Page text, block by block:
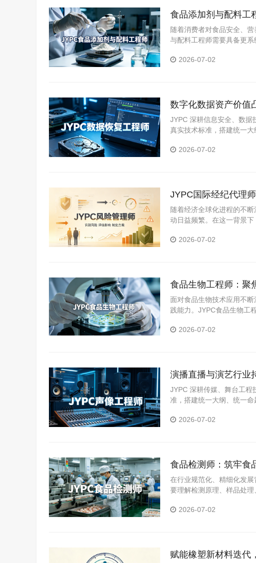
食品添加剂与配料工
随着消费者对食品安全、
与配料工程师需要具备更
力。2026-07-02
数字化数据资产价值
复技术人才拓宽职业
JYPC 深耕信息安全、数据
真实技术标准，搭建统一大
2026-07-02
JYPC国际经纪代理
随着经济全球化进程的不
动日益频繁。在这一背景
职业竞争力的有效途径。
2026-07-02
食品生物工程师：聚
面对食品生物技术应用不
践能力。JYPC食品生物工
2026-07-02
演播直播与演艺行业
程从业者拓宽职业发
JYPC 深耕传媒、舞台工程
准，搭建统一大纲、统一命
2026-07-02
食品检测师：筑牢食
在行业规范化、精细化发
要理解检测原理、样品处
2026-07-02
赋能橡塑新材料迭代